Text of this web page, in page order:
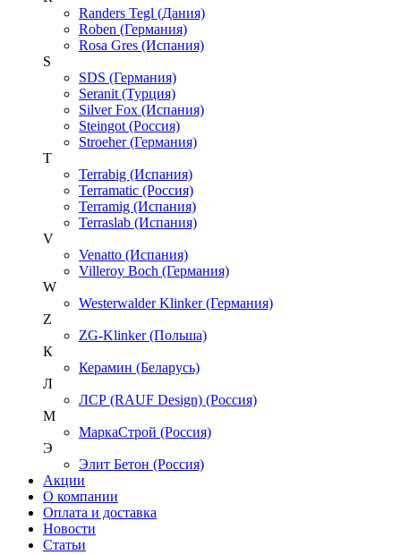
Randers Tegl (Дания)
Roben (Германия)
Rosa Gres (Испания)
S
SDS (Германия)
Seranit (Турция)
Silver Fox (Испания)
Steingot (Россия)
Stroeher (Германия)
T
Terrabig (Испания)
Terramatic (Россия)
Terramig (Испания)
Terraslab (Испания)
V
Venatto (Испания)
Villeroy Boch (Германия)
W
Westerwalder Klinker (Германия)
Z
ZG-Klinker (Польша)
К
Керамин (Беларусь)
Л
ЛСР (RAUF Design) (Россия)
М
МаркаСтрой (Россия)
Э
Элит Бетон (Россия)
Акции
О компании
Оплата и доставка
Новости
Статьи